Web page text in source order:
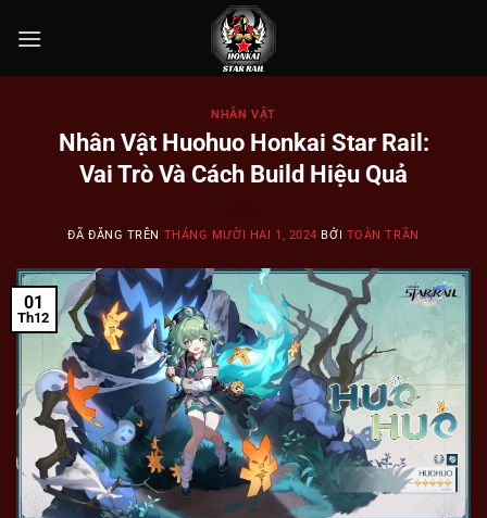
đến
NHÂN VẬT
Nhân Vật Huohuo Honkai Star Rail:
Vai Trò Và Cách Build Hiệu Quả
ĐÃ ĐĂNG TRÊN THÁNG MƯỜI HAI 1, 2024 BỞI TOÀN TRẦN
01
Th12